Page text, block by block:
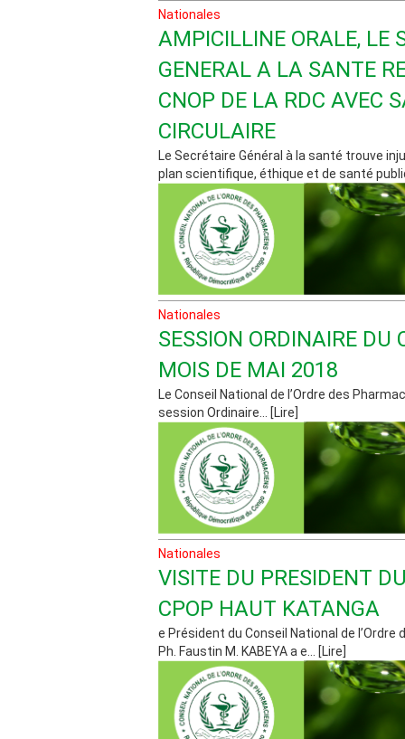
Nationales
AMPICILLINE ORALE, LE
GENERAL A LA SANTE
CNOP DE LA RDC AVEC
CIRCULAIRE
Le Secrétaire Général à la santé trouve
plan scientifique, éthique et de santé
Nationales
SESSION ORDINAIRE DU
MOIS DE MAI 2018
Le Conseil National de l’Ordre des
session Ordinaire... [Lire]
Nationales
VISITE DU PRESIDENT
CPOP HAUT KATANGA
e Président du Conseil National de l’Ordre
Ph. Faustin M. KABEYA a e... [Lire]